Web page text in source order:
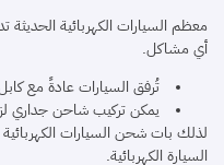
معظم السيارات الكهربائية الحديثة
أي مشاكل.
تُرفق السيارات عادةً مع
يمكن تركيب شاحن جداري
لذلك بات شحن السيارات الكهربائية
السيارة الكهربائية.